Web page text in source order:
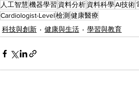
人工智慧機器學習 資料分析資料科學AI技術
Cardiologist-Level檢測 健康醫療
科技與創新
健康與生活 學習與教育